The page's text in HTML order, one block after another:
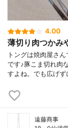
4.00
薄切り肉つかみ
トングは焼肉屋さ
です♪豚こま切れ肉
すよね。でも広げ
遠藤商事